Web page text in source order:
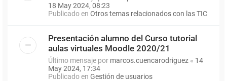
18 May 2024, 08:23
Publicado en Otros temas relacionados con las TIC
Presentación alumno del Curso tutorial
aulas virtuales Moodle 2020/21
Último mensaje por marcos.cuencarodriguez « 14
May 2024, 17:34
Publicado en Gestión de usuarios